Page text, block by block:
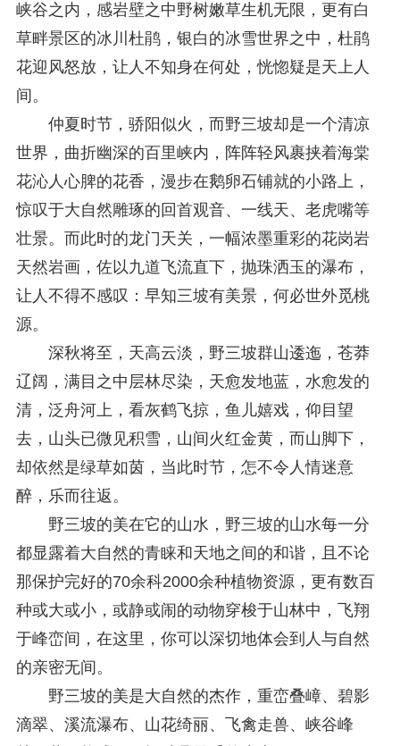
峡谷之内，感岩壁之中野树嫩草生机无限，更有白
草畔景区的冰川杜鹃，银白的冰雪世界之中，杜鹃
花迎风怒放，让人不知身在何处，恍惚疑是天上人
间。
仲夏时节，骄阳似火，而野三坡却是一个清凉
世界，曲折幽深的百里峡内，阵阵轻风裹挟着海棠
花沁人心脾的花香，漫步在鹅卵石铺就的小路上，
惊叹于大自然雕琢的回首观音、一线天、老虎嘴等
壮景。而此时的龙门天关，一幅浓墨重彩的花岗岩
天然岩画，佐以九道飞流直下，抛珠洒玉的瀑布，
让人不得不感叹：早知三坡有美景，何必世外觅桃
源。
深秋将至，天高云淡，野三坡群山逶迤，苍莽
辽阔，满目之中层林尽染，天愈发地蓝，水愈发的
清，泛舟河上，看灰鹤飞掠，鱼儿嬉戏，仰目望
去，山头已微见积雪，山间火红金黄，而山脚下，
却依然是绿草如茵，当此时节，怎不令人情迷意
醉，乐而往返。
野三坡的美在它的山水，野三坡的山水每一分
都显露着大自然的青睐和天地之间的和谐，且不论
那保护完好的70余科2000余种植物资源，更有数百
种或大或小，或静或闹的动物穿梭于山林中，飞翔
于峰峦间，在这里，你可以深切地体会到人与自然
的亲密无间。
野三坡的美是大自然的杰作，重峦叠嶂、碧影
滴翠、溪流瀑布、山花绮丽、飞禽走兽、峡谷峰